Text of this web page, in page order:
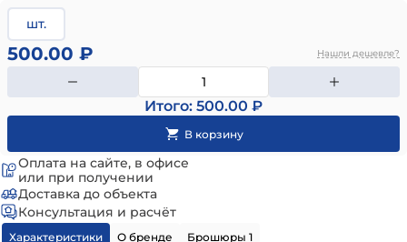
шт.
500.00 ₽ Нашли дешевле?
Итого: 500.00 ₽
Оплата на сайте, в офисе
или при получении
Доставка до объекта
Консультация и расчёт
Характеристики О бренде Брошюры 1